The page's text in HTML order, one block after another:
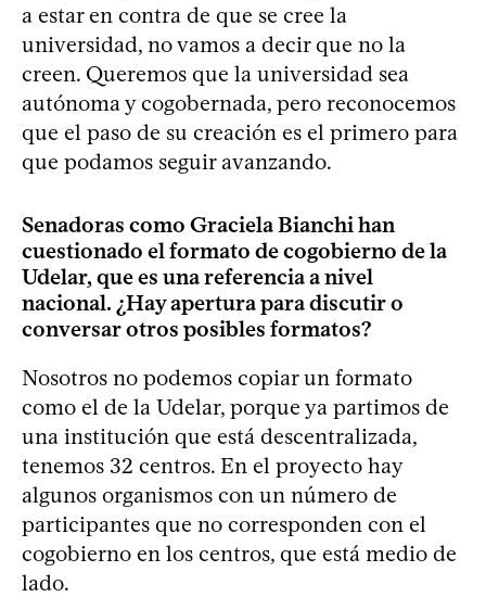
a estar en contra de que se cree la
universidad, no vamos a decir que no la
creen. Queremos que la universidad sea
autónoma y cogobernada, pero reconocemos
que el paso de su creación es el primero para
que podamos seguir avanzando.
Senadoras como Graciela Bianchi han
cuestionado el formato de cogobierno de la
Udelar, que es una referencia a nivel
nacional. ¿Hay apertura para discutir o
conversar otros posibles formatos?
Nosotros no podemos copiar un formato
como el de la Udelar, porque ya partimos de
una institución que está descentralizada,
tenemos 32 centros. En el proyecto hay
algunos organismos con un número de
participantes que no corresponden con el
cogobierno en los centros, que está medio de
lado.